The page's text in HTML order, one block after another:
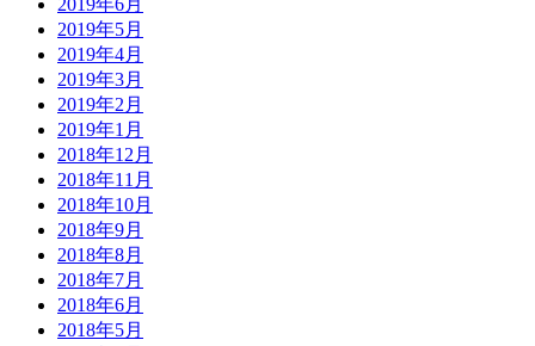
2019年6月
2019年5月
2019年4月
2019年3月
2019年2月
2019年1月
2018年12月
2018年11月
2018年10月
2018年9月
2018年8月
2018年7月
2018年6月
2018年5月